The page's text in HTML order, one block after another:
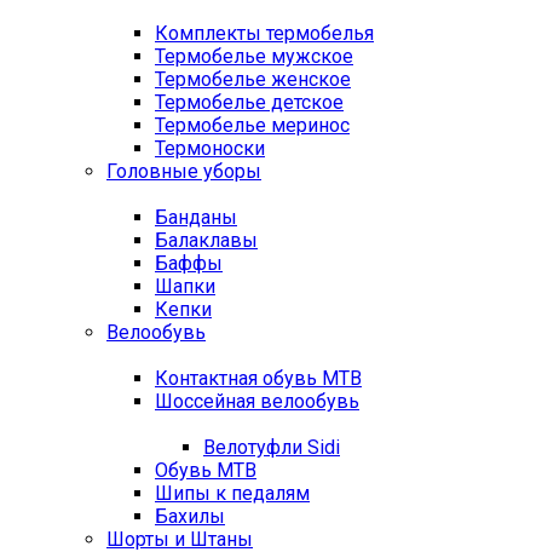
Комплекты термобелья
Термобелье мужское
Термобелье женское
Термобелье детское
Термобелье меринос
Термоноски
Головные уборы
Банданы
Балаклавы
Баффы
Шапки
Кепки
Велообувь
Контактная обувь MTB
Шоссейная велообувь
Велотуфли Sidi
Обувь MTB
Шипы к педалям
Бахилы
Шорты и Штаны